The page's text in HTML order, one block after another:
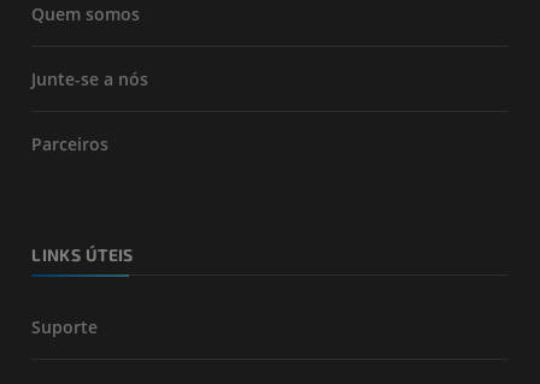
Quem somos
Junte-se a nós
Parceiros
LINKS ÚTEIS
Suporte